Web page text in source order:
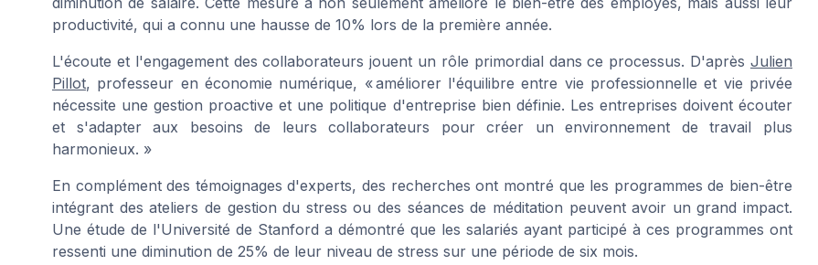
productivité, qui a connu une hausse de 10% lors de la première année.
L'écoute et l'engagement des collaborateurs jouent un rôle primordial dans ce processus. D'après Julien
Pillot, professeur en économie numérique, « améliorer l'équilibre entre vie professionnelle et vie privée
nécessite une gestion proactive et une politique d'entreprise bien définie. Les entreprises doivent écouter
et s'adapter aux besoins de leurs collaborateurs pour créer un environnement de travail plus
harmonieux. »
En complément des témoignages d'experts, des recherches ont montré que les programmes de bien-être
intégrant des ateliers de gestion du stress ou des séances de méditation peuvent avoir un grand impact.
Une étude de l'Université de Stanford a démontré que les salariés ayant participé à ces programmes ont
ressenti une diminution de 25% de leur niveau de stress sur une période de six mois.